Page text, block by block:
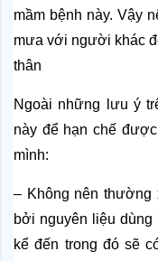
mầm bệnh này. Vậy
mưa với người khác
thân
Ngoài những lưu ý
này để hạn chế
mình:
– Không nên thường
bởi nguyên liệu
kể đến trong đó sẽ